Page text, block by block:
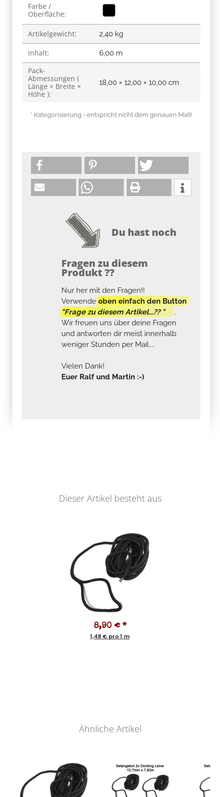
Produkteigenschaft
Wert
Farbe /
Oberfläche:
Artikelgewicht: 2,40 kg
Inhalt: 6,00 m
Pack-
Abmessungen (
Länge × Breite ×
Höhe ):
18,00 × 12,00 × 10,00 cm
* Kategorisierung - entspricht nicht dem genauen Maß!
Du hast noch
Fragen zu diesem
Produkt ??
Nur her mit den Fragen!!
Verwendeoben einfach den Button
"Frage zu diesem Artikel...?? "
.
Wir freuen uns über deine Fragen
und antworten dir meist innerhalb
weniger Stunden per Mail....
Vielen Dank!
Euer Ralf und Martin :-)
Dieser Artikel besteht aus
8,90 € *
1,48 € pro 1 m
Ähnliche Artikel